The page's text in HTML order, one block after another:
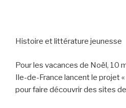
Histoire et littérature jeunesse
Pour les vacances de Noël, 10
Ile-de-France lancent le projet
pour faire découvrir des sites